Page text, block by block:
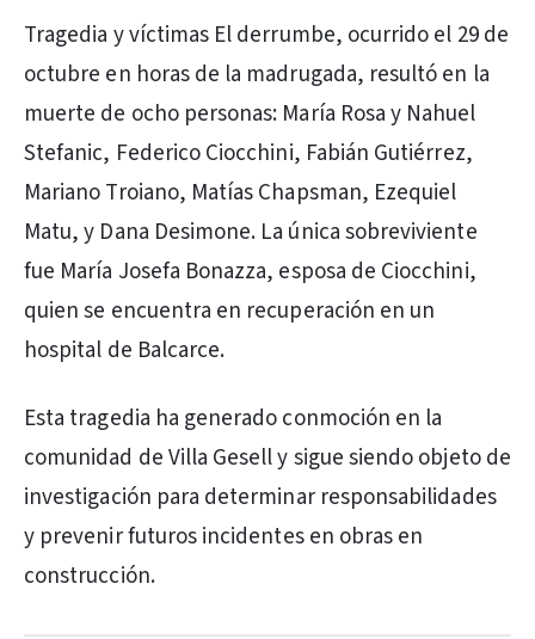
Tragedia y víctimas El derrumbe, ocurrido el 29 de
octubre en horas de la madrugada, resultó en la
muerte de ocho personas: María Rosa y Nahuel
Stefanic, Federico Ciocchini, Fabián Gutiérrez,
Mariano Troiano, Matías Chapsman, Ezequiel
Matu, y Dana Desimone. La única sobreviviente
fue María Josefa Bonazza, esposa de Ciocchini,
quien se encuentra en recuperación en un
hospital de Balcarce.
Esta tragedia ha generado conmoción en la
comunidad de Villa Gesell y sigue siendo objeto de
investigación para determinar responsabilidades
y prevenir futuros incidentes en obras en
construcción.